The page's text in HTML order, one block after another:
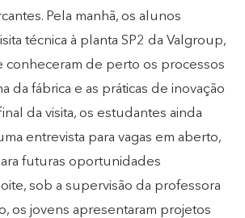
Pela manhã, os alunos
técnica à planta SP2 da Valgroup,
conheceram de perto os processos
da fábrica e as práticas de inovação
da visita, os estudantes ainda
entrevista para vagas em aberto,
futuras oportunidades
sob a supervisão da professora
os jovens apresentaram projetos